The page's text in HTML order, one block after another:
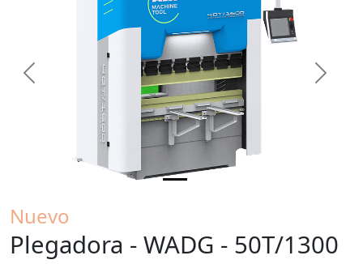
Previous Next
Nuevo
Plegadora - WADG - 50T/1300